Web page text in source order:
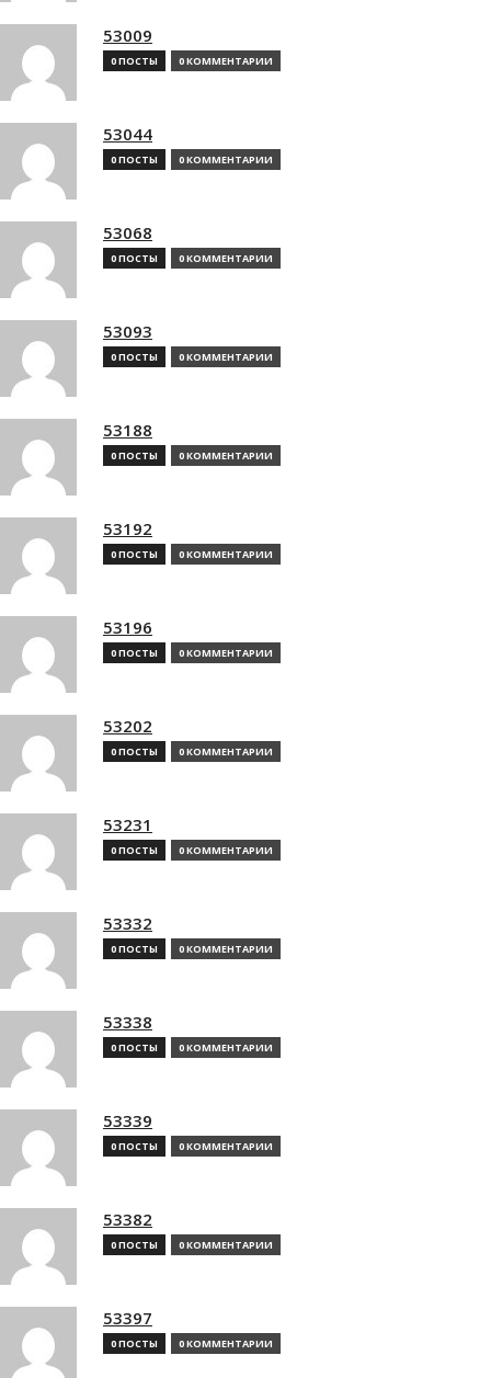
53009
0 ПОСТЫ 0 КОММЕНТАРИИ
53044
0 ПОСТЫ 0 КОММЕНТАРИИ
53068
0 ПОСТЫ 0 КОММЕНТАРИИ
53093
0 ПОСТЫ 0 КОММЕНТАРИИ
53188
0 ПОСТЫ 0 КОММЕНТАРИИ
53192
0 ПОСТЫ 0 КОММЕНТАРИИ
53196
0 ПОСТЫ 0 КОММЕНТАРИИ
53202
0 ПОСТЫ 0 КОММЕНТАРИИ
53231
0 ПОСТЫ 0 КОММЕНТАРИИ
53332
0 ПОСТЫ 0 КОММЕНТАРИИ
53338
0 ПОСТЫ 0 КОММЕНТАРИИ
53339
0 ПОСТЫ 0 КОММЕНТАРИИ
53382
0 ПОСТЫ 0 КОММЕНТАРИИ
53397
0 ПОСТЫ 0 КОММЕНТАРИИ